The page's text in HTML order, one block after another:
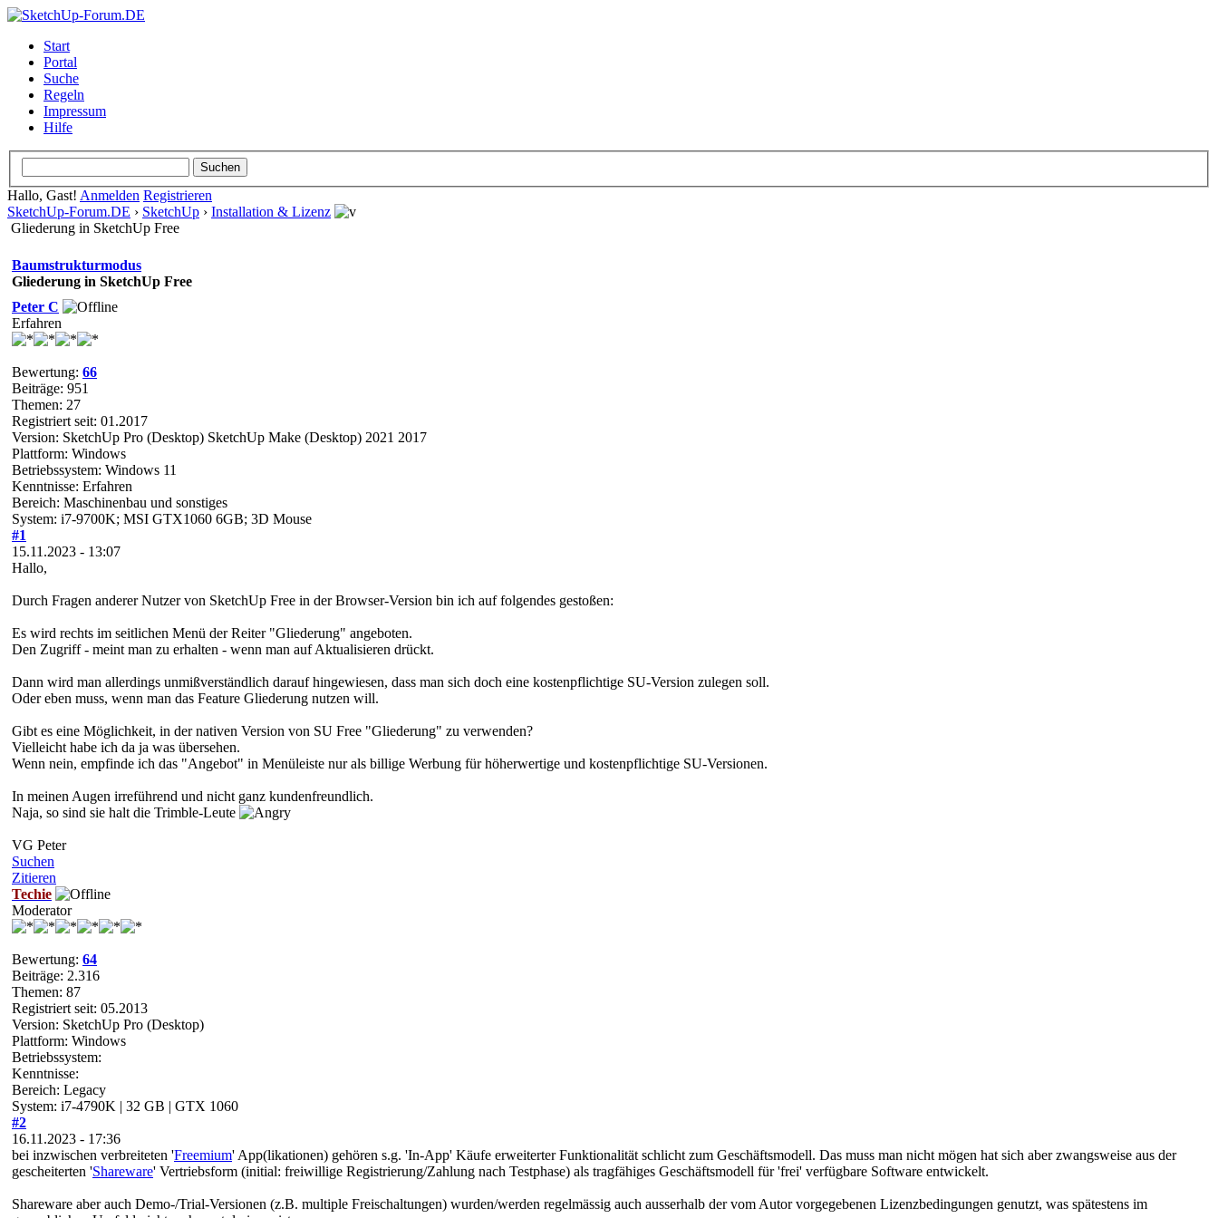
Start
Portal
Suche
Regeln
Impressum
Hilfe
Hallo, Gast! Anmelden Registrieren
SketchUp-Forum.DE › SketchUp › Installation & Lizenz
Gliederung in SketchUp Free
Baumstrukturmodus
Gliederung in SketchUp Free
Peter C
Erfahren
Bewertung: 66
Beiträge: 951
Themen: 27
Registriert seit: 01.2017
Version: SketchUp Pro (Desktop) SketchUp Make (Desktop) 2021 2017
Plattform: Windows
Betriebssystem: Windows 11
Kenntnisse: Erfahren
Bereich: Maschinenbau und sonstiges
System: i7-9700K; MSI GTX1060 6GB; 3D Mouse
#1
15.11.2023 - 13:07
Hallo,
Durch Fragen anderer Nutzer von SketchUp Free in der Browser-Version bin ich auf folgendes gestoßen:
Es wird rechts im seitlichen Menü der Reiter "Gliederung" angeboten.
Den Zugriff - meint man zu erhalten - wenn man auf Aktualisieren drückt.
Dann wird man allerdings unmißverständlich darauf hingewiesen, dass man sich doch eine kostenpflichtige SU-Version zulegen soll.
Oder eben muss, wenn man das Feature Gliederung nutzen will.
Gibt es eine Möglichkeit, in der nativen Version von SU Free "Gliederung" zu verwenden?
Vielleicht habe ich da ja was übersehen.
Wenn nein, empfinde ich das "Angebot" in Menüleiste nur als billige Werbung für höherwertige und kostenpflichtige SU-Versionen.
In meinen Augen irreführend und nicht ganz kundenfreundlich.
Naja, so sind sie halt die Trimble-Leute
VG Peter
Suchen
Zitieren
Techie
Moderator
Bewertung: 64
Beiträge: 2.316
Themen: 87
Registriert seit: 05.2013
Version: SketchUp Pro (Desktop)
Plattform: Windows
Betriebssystem:
Kenntnisse:
Bereich: Legacy
System: i7-4790K | 32 GB | GTX 1060
#2
16.11.2023 - 17:36
bei inzwischen verbreiteten 'Freemium' App(likationen) gehören s.g. 'In-App' Käufe erweiterter Funktionalität schlicht zum Geschäftsmodell. Das muss man nicht mögen hat sich aber zwangsweise aus der
gescheiterten 'Shareware' Vertriebsform (initial: freiwillige Registrierung/Zahlung nach Testphase) als tragfähiges Geschäftsmodell für 'frei' verfügbare Software entwickelt.
Shareware aber auch Demo-/Trial-Versionen (z.B. multiple Freischaltungen) wurden/werden regelmässig auch ausserhalb der vom Autor vorgegebenen Lizenzbedingungen genutzt, was spätestens im